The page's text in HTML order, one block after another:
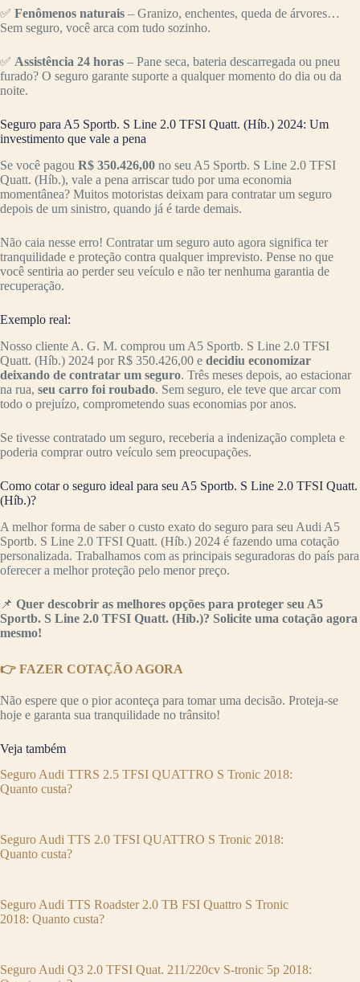
✅ Fenômenos naturais – Granizo, enchentes, queda de árvores…
Sem seguro, você arca com tudo sozinho.
✅ Assistência 24 horas – Pane seca, bateria descarregada ou pneu
furado? O seguro garante suporte a qualquer momento do dia ou da
noite.
Seguro para A5 Sportb. S Line 2.0 TFSI Quatt. (Híb.) 2024: Um
investimento que vale a pena
Se você pagou R$ 350.426,00 no seu A5 Sportb. S Line 2.0 TFSI
Quatt. (Híb.), vale a pena arriscar tudo por uma economia
momentânea? Muitos motoristas deixam para contratar um seguro
depois de um sinistro, quando já é tarde demais.
Não caia nesse erro! Contratar um seguro auto agora significa ter
tranquilidade e proteção contra qualquer imprevisto. Pense no que
você sentiria ao perder seu veículo e não ter nenhuma garantia de
recuperação.
Exemplo real:
Nosso cliente A. G. M. comprou um A5 Sportb. S Line 2.0 TFSI
Quatt. (Híb.) 2024 por R$ 350.426,00 e decidiu economizar
deixando de contratar um seguro. Três meses depois, ao estacionar
na rua, seu carro foi roubado. Sem seguro, ele teve que arcar com
todo o prejuízo, comprometendo suas economias por anos.
Se tivesse contratado um seguro, receberia a indenização completa e
poderia comprar outro veículo sem preocupações.
Como cotar o seguro ideal para seu A5 Sportb. S Line 2.0 TFSI Quatt.
(Híb.)?
A melhor forma de saber o custo exato do seguro para seu Audi A5
Sportb. S Line 2.0 TFSI Quatt. (Híb.) 2024 é fazendo uma cotação
personalizada. Trabalhamos com as principais seguradoras do país para
oferecer a melhor proteção pelo menor preço.
📌 Quer descobrir as melhores opções para proteger seu A5
Sportb. S Line 2.0 TFSI Quatt. (Híb.)? Solicite uma cotação agora
mesmo!
👉 FAZER COTAÇÃO AGORA
Não espere que o pior aconteça para tomar uma decisão. Proteja-se
hoje e garanta sua tranquilidade no trânsito!
Veja também
Seguro Audi TTRS 2.5 TFSI QUATTRO S Tronic 2018:
Quanto custa?
Seguro Audi TTS 2.0 TFSI QUATTRO S Tronic 2018:
Quanto custa?
Seguro Audi TTS Roadster 2.0 TB FSI Quattro S Tronic
2018: Quanto custa?
Seguro Audi Q3 2.0 TFSI Quat. 211/220cv S-tronic 5p 2018: